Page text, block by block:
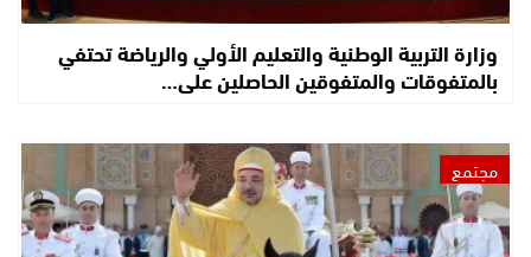
وزارة التربية الوطنية والتعليم الأولي والرياضة تحتفي
بالمتفوقات والمتفوقين الحاصلين على…
مجتمع